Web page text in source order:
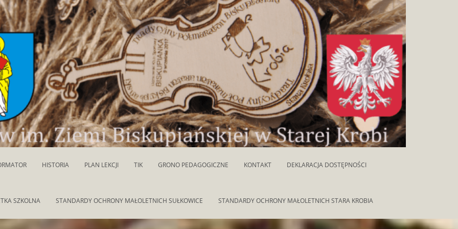
HISTORIA PLAN LEKCJI TIK GRONO PEDAGOGICZNE KONTAKT DEKLARACJA DOSTĘPNOŚCI
SZKOLNA STANDARDY OCHRONY MAŁOLETNICH SUŁKOWICE STANDARDY OCHRONY MAŁOLETNICH STARA KROBIA